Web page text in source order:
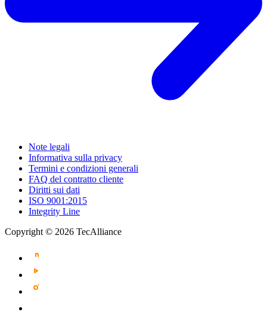
Note legali
Informativa sulla privacy
Termini e condizioni generali
FAQ del contratto cliente
Diritti sui dati
ISO 9001:2015
Integrity Line
Copyright © 2026 TecAlliance